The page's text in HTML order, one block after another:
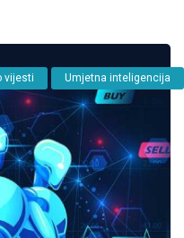
vijesti Umjetna inteligencija